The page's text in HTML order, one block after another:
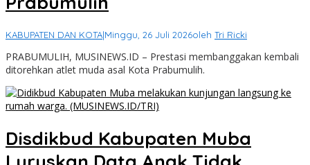
KABUPATEN DAN KOTA|Minggu, 26 Juli 2026oleh Tri Ricki
PRABUMULIH, MUSINEWS.ID – Prestasi membanggakan kembali
ditorehkan atlet muda asal Kota Prabumulih.
Disdikbud Kabupaten Muba